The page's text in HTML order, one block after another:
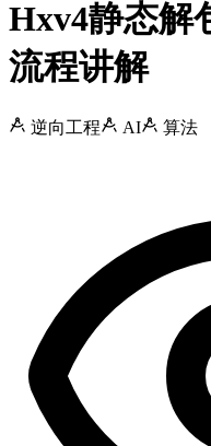
Hxv4静态解
流程讲解
逆向工程 AI 算法